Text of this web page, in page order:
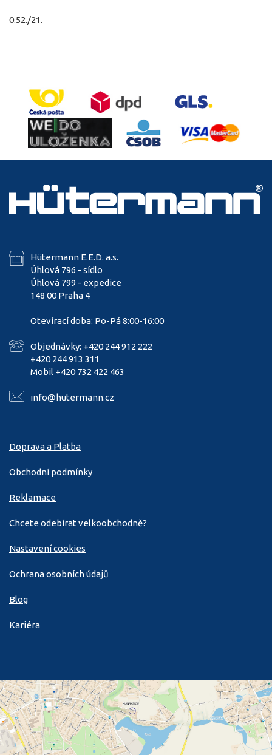
0.52./21.
Hütermann E.E.D. a.s.
Úhlová 796 - sídlo
Úhlová 799 - expedice
148 00 Praha 4
Otevírací doba: Po-Pá 8:00-16:00
Objednávky: +420 244 912 222
+420 244 913 311
Mobil +420 732 422 463
info@hutermann.cz
Doprava a Platba
Obchodní podmínky
Reklamace
Chcete odebírat velkoobchodně?
Nastavení cookies
Ochrana osobních údajů
Blog
Kariéra